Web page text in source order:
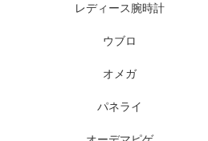
レディース腕時計
ウブロ
オメガ
パネライ